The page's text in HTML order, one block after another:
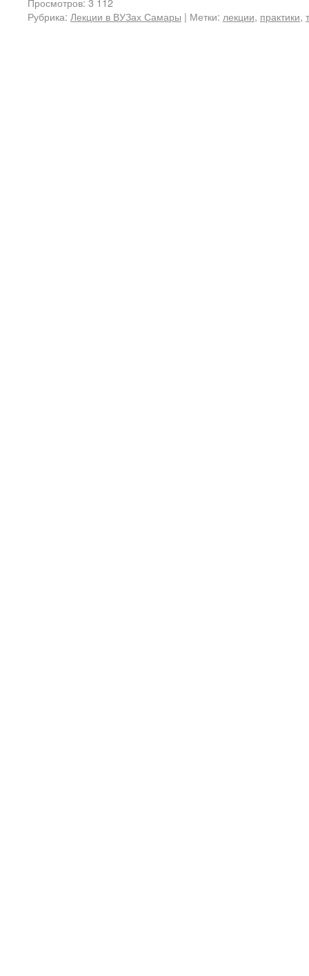
Рубрика: Лекции в ВУЗах Самары | Метки: лекции, практики,